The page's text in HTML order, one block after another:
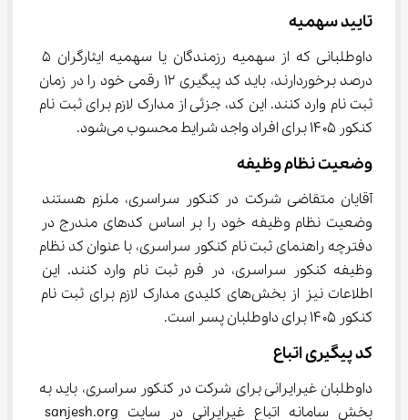
تایید سهمیه
درصد برخوردارند، باید کد پیگیری ۱۲ رقمی خود را در زمان
ثبت نام وارد کنند. این کد، جزئی از مدارک لازم برای ثبت نام
کنکور ۱۴۰۵ برای افراد واجد شرایط محسوب می‌شود.
وضعیت نظام وظیفه
آقایان متقاضی شرکت در کنکور سراسری، ملزم هستند
وضعیت نظام وظیفه خود را بر اساس کدهای مندرج در
دفترچه راهنمای ثبت نام کنکور سراسری، با عنوان کد نظام
وظیفه کنکور سراسری، در فرم ثبت نام وارد کنند. این
اطلاعات نیز از بخش‌های کلیدی مدارک لازم برای ثبت نام
کنکور ۱۴۰۵ برای داوطلبان پسر است.
کد پیگیری اتباع
داوطلبان غیرایرانی برای شرکت در کنکور سراسری، باید به
بخش سامانه اتباع غیرایرانی در سایت sanjesh.org